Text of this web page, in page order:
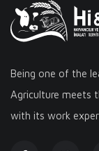
Being one of the
Agriculture meets
with its work